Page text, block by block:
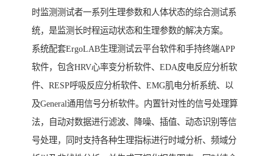
时监测测试者一系列生理参数和人体状态的综合测试系
统，是监测长时程运动状态和生理参数的解决方案。
系统配套ErgoLAB生理测试云平台软件和手持终端APP
软件，包含HRV心率变分析软件、EDA皮电反应分析软
件、RESP呼吸反应分析软件、EMG肌电分析系统、以
及General通用信号分析软件。内置针对性的信号处理算
法，自动对数据进行滤波、降噪、插值、动态识别等信
号处理，同时支持各种生理指标进行时域分析、频域分